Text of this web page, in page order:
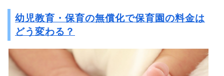
幼児教育・保育の無償化で保育園の料金は
どう変わる？